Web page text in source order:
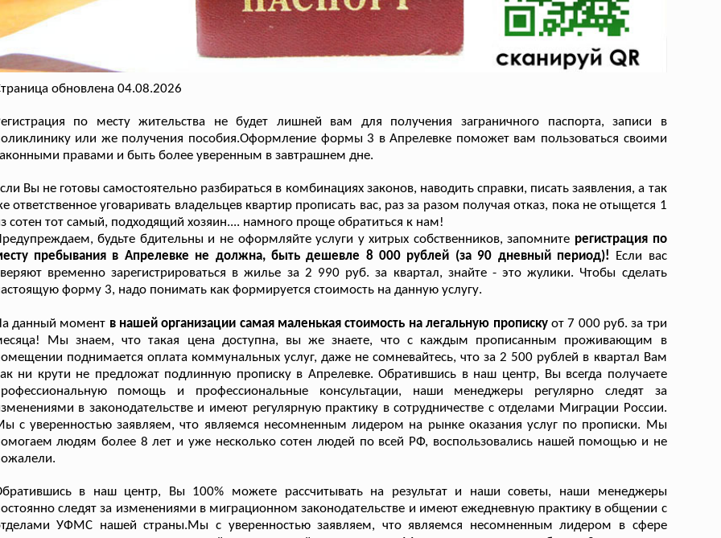
обновлена 04.08.2026
по месту жительства не будет лишней вам для получения заграничного паспорта, записи в
или же получения пособия.Оформление формы 3 в Апрелевке поможет вам пользоваться своими
правами и быть более уверенным в завтрашнем дне.
Вы не готовы самостоятельно разбираться в комбинациях законов, наводить справки, писать заявления, а так
ответственное уговаривать владельцев квартир прописать вас, раз за разом получая отказ, пока не отыщется 1
сотен тот самый, подходящий хозяин.... намного проще обратиться к нам!
будьте бдительны и не оформляйте услуги у хитрых собственников, запомните регистрация по
пребывания в Апрелевке не должна, быть дешевле 8 000 рублей (за 90 дневный период)!
Если вас
временно зарегистрироваться в жилье за 2 990 руб. за квартал, знайте - это жулики. Чтобы сделать
форму 3, надо понимать как формируется стоимость на данную услугу.
данный момент в нашей организации самая маленькая стоимость на легальную прописку от 7 000 руб. за три
Мы знаем, что такая цена доступна, вы же знаете, что с каждым прописанным проживающим в
поднимается оплата коммунальных услуг, даже не сомневайтесь, что за 2 500 рублей в квартал Вам
ни крути не предложат подлинную прописку в Апрелевке. Обратившись в наш центр, Вы всегда получаете
помощь и профессиональные консультации, наши менеджеры регулярно следят за
в законодательстве и имеют регулярную практику в сотрудничестве с отделами Миграции России.
с уверенностью заявляем, что являемся несомненным лидером на рынке оказания услуг по прописки. Мы
людям более 8 лет и уже несколько сотен людей по всей РФ, воспользовались нашей помощью и не
в наш центр, Вы 100% можете рассчитывать на результат и наши советы, наши менеджеры
следят за изменениями в миграционном законодательстве и имеют ежедневную практику в общении с
УФМС нашей страны.Мы с уверенностью заявляем, что являемся несомненным лидером в сфере